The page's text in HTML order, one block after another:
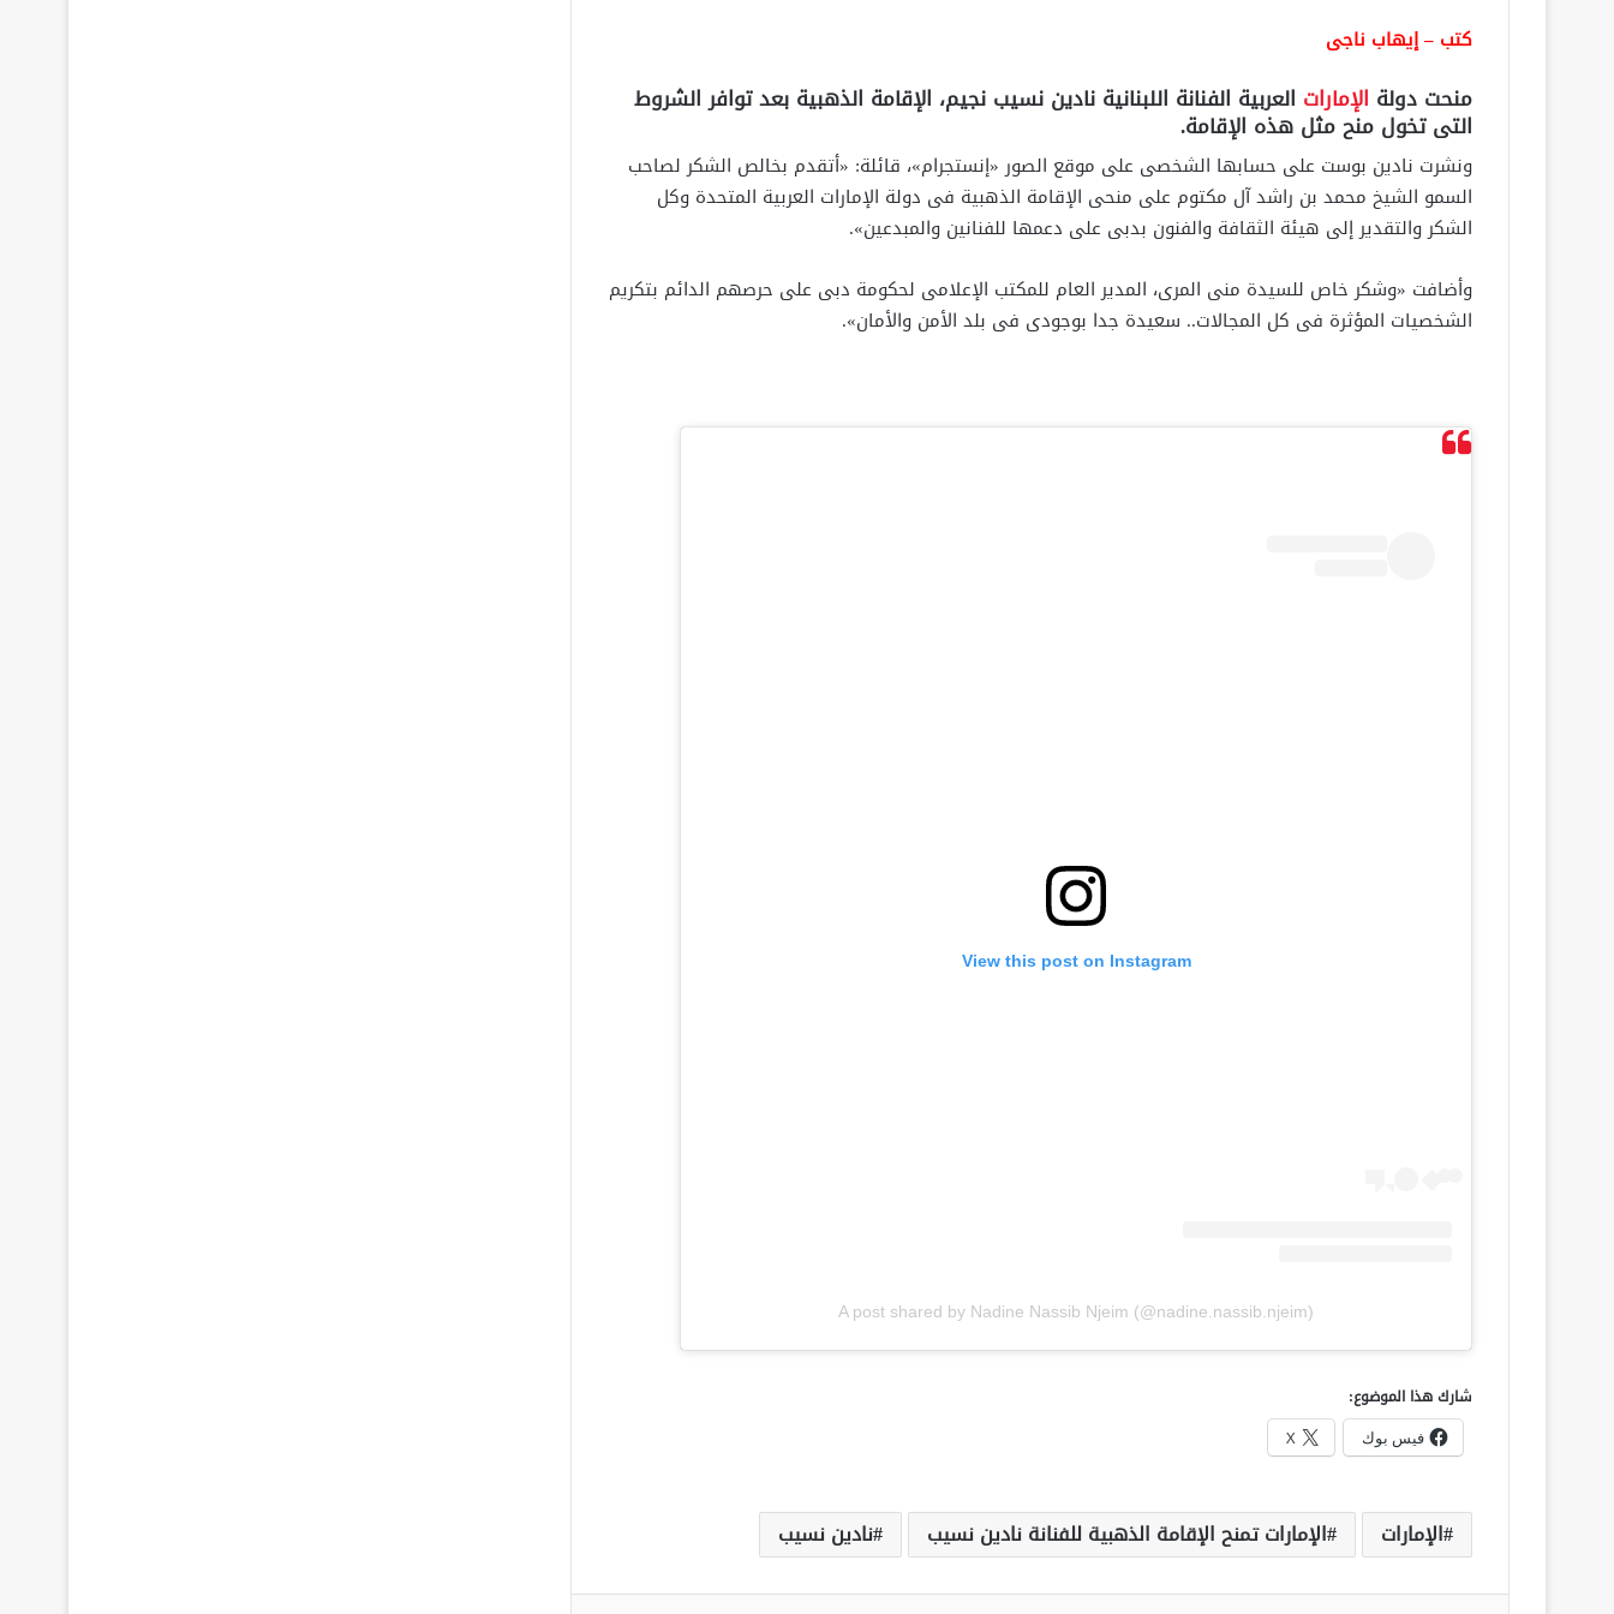
كتب – إيهاب ناجى
منحت دولة الإمارات العربية الفنانة اللبنانية نادين نسيب نجيم، الإقامة الذهبية بعد توافر الشروط
التى تخول منح مثل هذه الإقامة.
ونشرت نادين بوست على حسابها الشخصى على موقع الصور «إنستجرام»، قائلة: «أتقدم بخالص الشكر لصاحب
السمو الشيخ محمد بن راشد آل مكتوم على منحى الإقامة الذهبية فى دولة الإمارات العربية المتحدة وكل
الشكر والتقدير إلى هيئة الثقافة والفنون بدبى على دعمها للفنانين والمبدعين».
وأضافت «وشكر خاص للسيدة منى المرى، المدير العام للمكتب الإعلامى لحكومة دبى على حرصهم الدائم بتكريم
الشخصيات المؤثرة فى كل المجالات.. سعيدة جدا بوجودى فى بلد الأمن والأمان».
View this post on Instagram
A post shared by Nadine Nassib Njeim (@nadine.nassib.njeim)
شارك هذا الموضوع:
فيس بوك X
الإمارات الإمارات تمنح الإقامة الذهبية للفنانة نادين نسيب نادين نسيب